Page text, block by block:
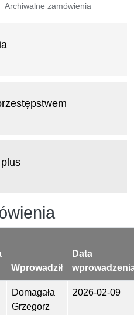
Archiwalne zamówienia
Wprowadził
Data
Domagała
Grzegorz
2026-02-09